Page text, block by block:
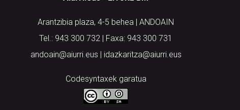
Arantzibia plaza, 4-5 behea | ANDOAIN
Tel.: 943 300 732 | Faxa: 943 300 731
andoain@aiurri.eus | idazkaritza@aiurri.eus
Codesyntaxek garatua